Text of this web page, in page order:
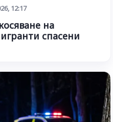
12:17
на
спасени